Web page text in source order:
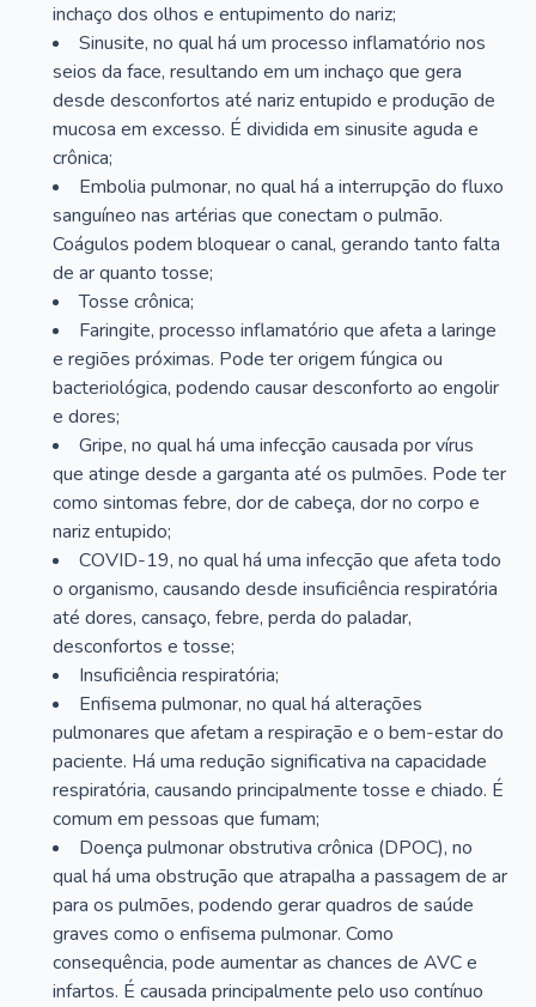
inchaço dos olhos e entupimento do nariz;
Sinusite, no qual há um processo inflamatório nos
seios da face, resultando em um inchaço que gera
desde desconfortos até nariz entupido e produção de
mucosa em excesso. É dividida em sinusite aguda e
crônica;
Embolia pulmonar, no qual há a interrupção do fluxo
sanguíneo nas artérias que conectam o pulmão.
Coágulos podem bloquear o canal, gerando tanto falta
de ar quanto tosse;
Tosse crônica;
Faringite, processo inflamatório que afeta a laringe
e regiões próximas. Pode ter origem fúngica ou
bacteriológica, podendo causar desconforto ao engolir
e dores;
Gripe, no qual há uma infecção causada por vírus
que atinge desde a garganta até os pulmões. Pode ter
como sintomas febre, dor de cabeça, dor no corpo e
nariz entupido;
COVID-19, no qual há uma infecção que afeta todo
o organismo, causando desde insuficiência respiratória
até dores, cansaço, febre, perda do paladar,
desconfortos e tosse;
Insuficiência respiratória;
Enfisema pulmonar, no qual há alterações
pulmonares que afetam a respiração e o bem-estar do
paciente. Há uma redução significativa na capacidade
respiratória, causando principalmente tosse e chiado. É
comum em pessoas que fumam;
Doença pulmonar obstrutiva crônica (DPOC), no
qual há uma obstrução que atrapalha a passagem de ar
para os pulmões, podendo gerar quadros de saúde
graves como o enfisema pulmonar. Como
consequência, pode aumentar as chances de AVC e
infartos. É causada principalmente pelo uso contínuo